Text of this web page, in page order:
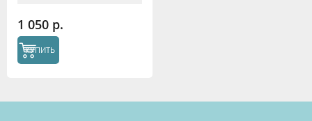
1 050 р.
КУПИТЬ